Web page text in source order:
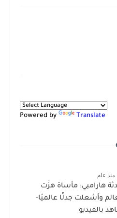
Powered by Translate
منذ عام
هارامبي: مأساة هزّت
وأشعلت جدلًا عالميًا-
بالفيديو